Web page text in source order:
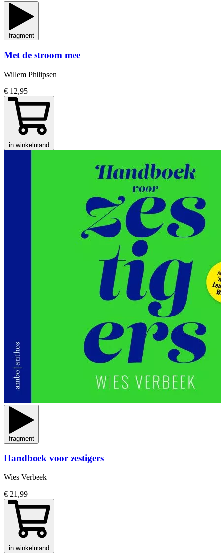
fragment
Met de stroom mee
Willem Philipsen
€ 12,95
in winkelmand
fragment
Handboek voor zestigers
Wies Verbeek
€ 21,99
in winkelmand